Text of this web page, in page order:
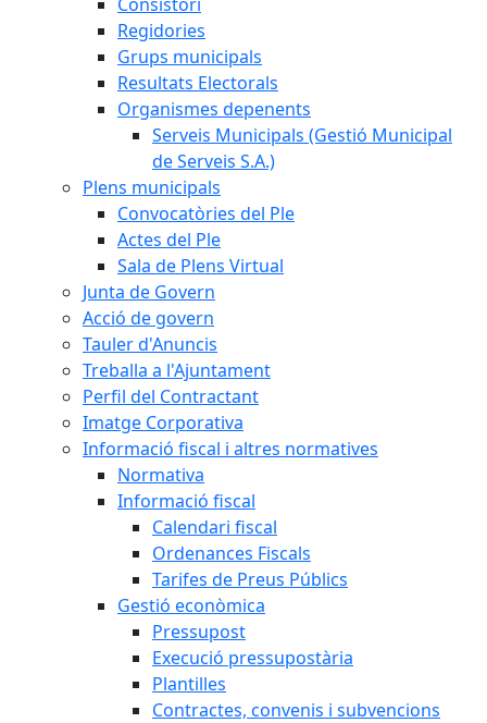
Regidories
Grups municipals
Resultats Electorals
Organismes depenents
Serveis Municipals (Gestió Municipal
de Serveis S.A.)
Plens municipals
Convocatòries del Ple
Actes del Ple
Sala de Plens Virtual
Junta de Govern
Acció de govern
Tauler d'Anuncis
Treballa a l'Ajuntament
Perfil del Contractant
Imatge Corporativa
Informació fiscal i altres normatives
Normativa
Informació fiscal
Calendari fiscal
Ordenances Fiscals
Tarifes de Preus Públics
Gestió econòmica
Pressupost
Execució pressupostària
Plantilles
Contractes, convenis i subvencions